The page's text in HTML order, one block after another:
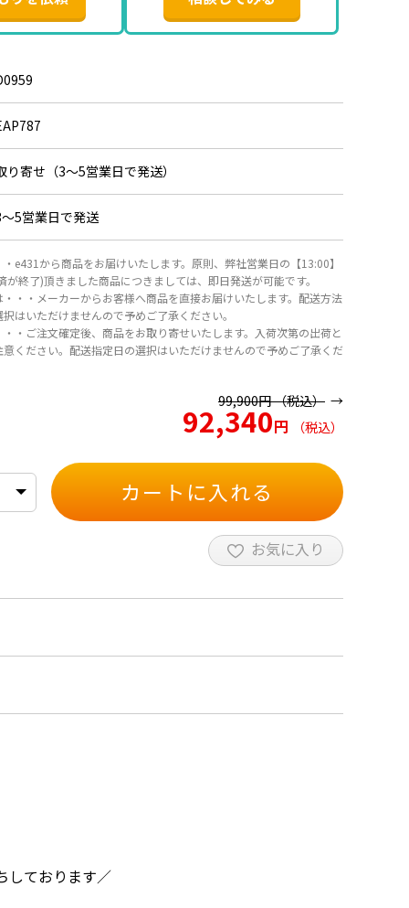
り寄せ（3～5営業日で発送）
5営業日で発送
e431から商品をお届けいたします。原則、弊社営業日の【13:00】
が終了)頂きました商品につきましては、即日発送が可能です。
・・メーカーからお客様へ商品を直接お届けいたします。配送方法
はいただけませんので予めご了承ください。
・ご注文確定後、商品をお取り寄せいたします。入荷次第の出荷と
ください。配送指定日の選択はいただけませんので予めご了承くだ
99,900円（税込）
92,340円 （税込）
カートに入れる
お気に入り
しております／